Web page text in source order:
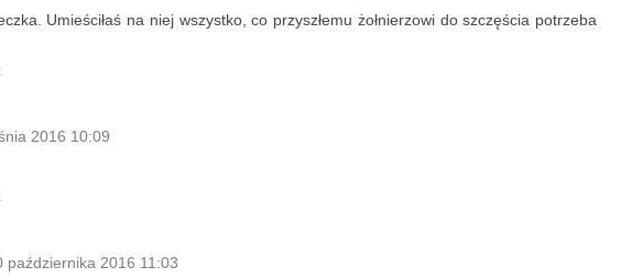
Umieściłaś na niej wszystko, co przyszłemu żołnierzowi do szczęścia potrzeba
2016 10:09
października 2016 11:03